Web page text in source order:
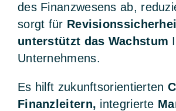
des Finanzwesens ab,
sorgt für
unterstützt das Wachstum
Unternehmens.
Es hilft zukunftsorientierten
Finanzleitern, integrierte